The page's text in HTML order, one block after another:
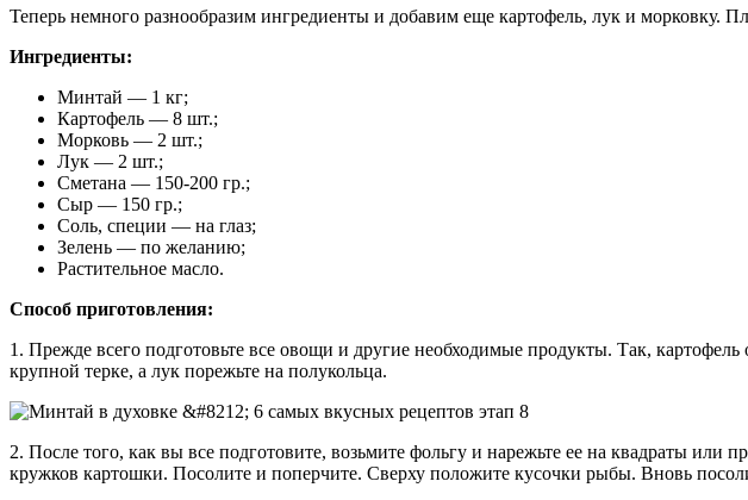
Теперь немного разнообразим ингредиенты и добавим еще картофель, лук и морковку.
Ингредиенты:
Минтай — 1 кг;
Картофель — 8 шт.;
Морковь — 2 шт.;
Лук — 2 шт.;
Сметана — 150-200 гр.;
Сыр — 150 гр.;
Соль, специи — на глаз;
Зелень — по желанию;
Растительное масло.
Способ приготовления:
1. Прежде всего подготовьте все овощи и другие необходимые продукты. Так,
крупной терке, а лук порежьте на полукольца.
2. После того, как вы все подготовите, возьмите фольгу и нарежьте ее на квадраты
кружков картошки. Посолите и поперчите. Сверху положите кусочки рыбы. Вновь